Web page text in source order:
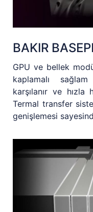
BAKIR
GPU ve bellek
kaplamalı
karşılanır ve
Termal transfer
genişlemesi